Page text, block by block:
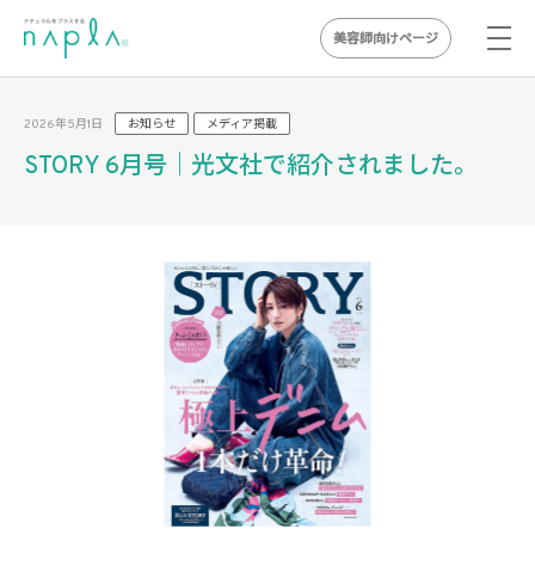
content
美容師向けページ
2026年5月1日 お知らせ メディア掲載
STORY 6月号｜光文社で紹介されました。